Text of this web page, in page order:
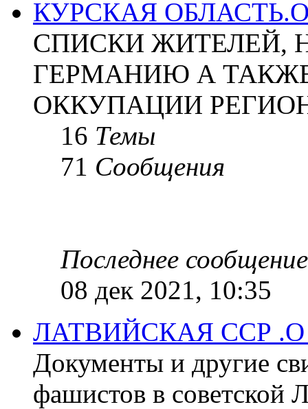
КУРСКАЯ
СПИСКИ ЖИТЕЛЕЙ,
ГЕРМАНИЮ А
ОККУПАЦИИ
16 Темы
71 Сообщения
Последнее сообщение
08 дек 2021, 10:35
ЛАТВИЙСКАЯ ССР
Документы и другие
фашистов в советской